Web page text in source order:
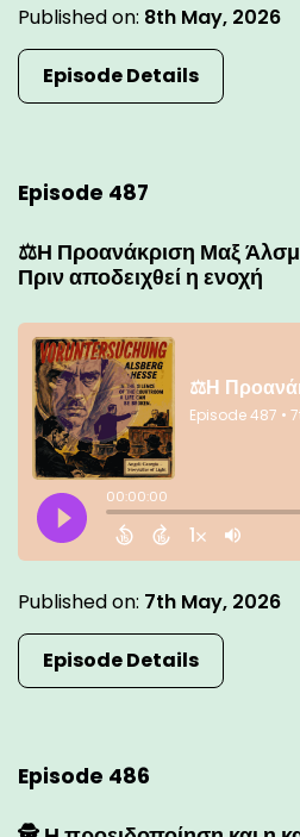
Published on: 8th May, 2026
Episode Details
Episode 487
⚖️Η Προανάκριση Μαξ
Πριν αποδειχθεί η ενοχή
Published on: 7th May, 2026
Episode Details
Episode 486